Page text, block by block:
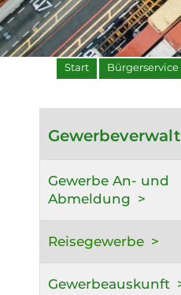
Start Bürgerservice
Gewerbe An- und
Abmeldung
Reisegewerbe
Gewerbeauskunft